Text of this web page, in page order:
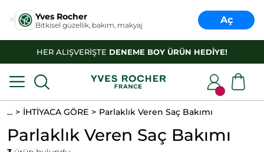
Yves Rocher
Bitkisel güzellik, bakım, makyaj Aç
HER ALIŞVERİŞTE DENEME BOY ÜRÜN HEDİYE!
... İHTİYACA GÖRE Parlaklık Veren Saç Bakımı
Parlaklık Veren Saç Bakımı